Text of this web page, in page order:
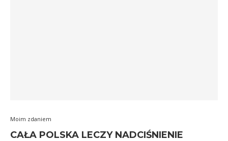
Moim zdaniem
CAŁA POLSKA LECZY NADCIŚNIENIE